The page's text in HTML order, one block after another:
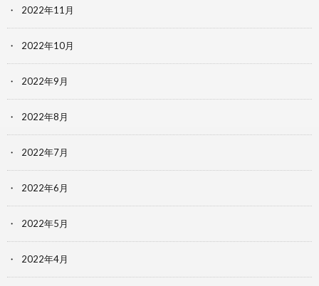
2022年11月
2022年10月
2022年9月
2022年8月
2022年7月
2022年6月
2022年5月
2022年4月